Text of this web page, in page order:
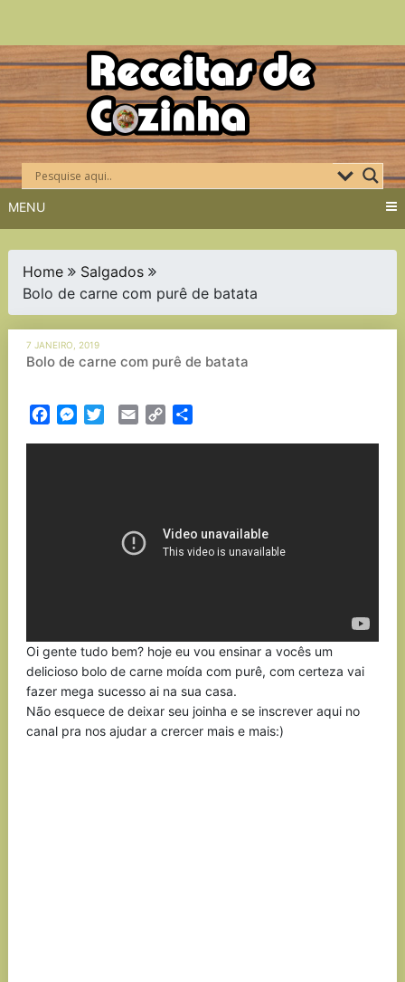
Skip
to
content
MENU
Home
Salgados
Bolo de carne com purê de batata
7 JANEIRO, 2019
Bolo de carne com purê de batata
FacebookMessenger
TwitterEmail Copy
Oi gente tudo bem? hoje eu vou ensinar a vocês um
delicioso bolo de carne moída com purê, com certeza vai
fazer mega sucesso ai na sua casa.
Não esquece de deixar seu joinha e se inscrever aqui no
canal pra nos ajudar a crercer mais e mais:)